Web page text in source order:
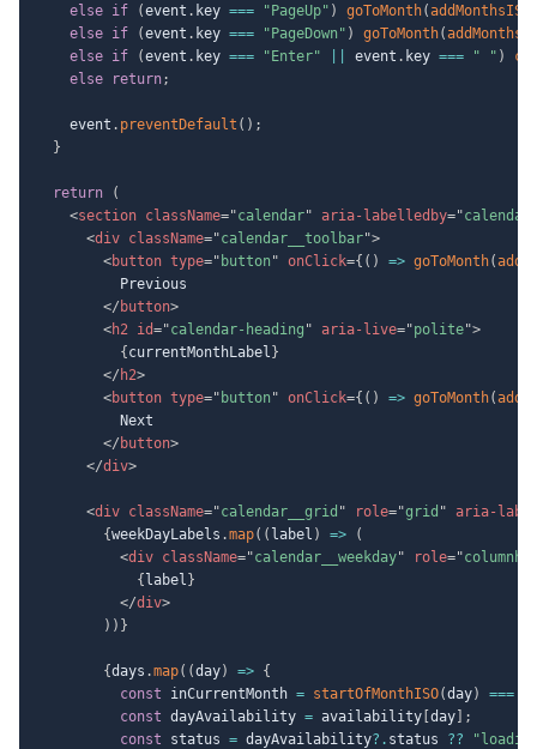
else if (event . key === "PageUp" ) goToMonth(addMonthsISO
else if (event . key === "PageDown" ) goToMonth(
else if (event . key === "Enter" event . key === " " )
else
return;
    event
. preventDefault ( ) ;
}
return
(
<section className="calendar" aria-labelledby="
<div className="calendar__toolbar">
<button type=" button" onClick={ ( ) => goToMonth(
          Previous
</ button>
<h2 id="calendar-heading " aria-live="polite">
{ currentMonthLabel }
</ h2>
<button type=" button" onClick={ ( ) => goToMonth(
          Next
</ button>
</div>
<div className="calendar__grid " role="grid " aria-
{weekDayLabels .map( ( label ) =>
(
<div className="calendar__weekday" role="
{ label }
</div>
) ) }
{days .map( (day) => {
const inCurrentMonth = startOfMonthISO(day) ===
const dayAvailability = availability day
;
const status = dayAvailability?. status ??